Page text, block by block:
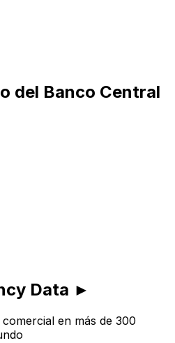
del Banco Central
Data ►
en más de 300